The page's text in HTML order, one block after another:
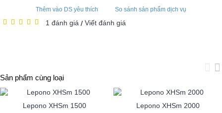
Thêm vào DS yêu thích So sánh sản phẩm dịch vụ
1 đánh giá / Viết đánh giá
Sản phẩm cùng loại
Lepono XHSm 1500
Lepono XHSm 2000